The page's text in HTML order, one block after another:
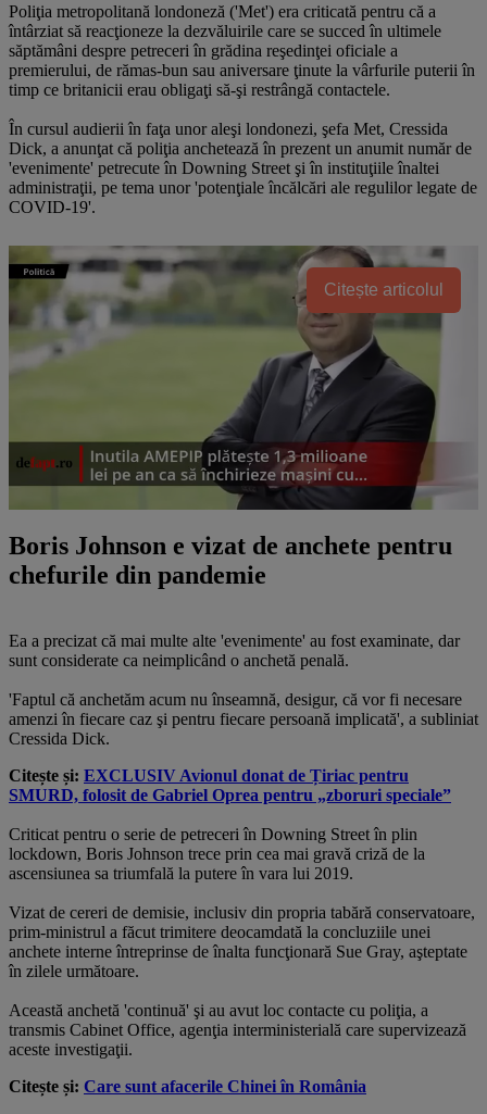
Poliţia metropolitană londoneză ('Met') era criticată pentru că a
întârziat să reacţioneze la dezvăluirile care se succed în ultimele
săptămâni despre petreceri în grădina reşedinţei oficiale a
premierului, de rămas-bun sau aniversare ţinute la vârfurile puterii în
timp ce britanicii erau obligaţi să-şi restrângă contactele.
În cursul audierii în faţa unor aleşi londonezi, şefa Met, Cressida
Dick, a anunţat că poliţia anchetează în prezent un anumit număr de
'evenimente' petrecute în Downing Street şi în instituţiile înaltei
administraţii, pe tema unor 'potenţiale încălcări ale regulilor legate de
COVID-19'.
Citește articolul
Boris Johnson e vizat de anchete pentru
chefurile din pandemie
Ea a precizat că mai multe alte 'evenimente' au fost examinate, dar
sunt considerate ca neimplicând o anchetă penală.
'Faptul că anchetăm acum nu înseamnă, desigur, că vor fi necesare
amenzi în fiecare caz şi pentru fiecare persoană implicată', a subliniat
Cressida Dick.
Citește și: EXCLUSIV Avionul donat de Țiriac pentru
SMURD, folosit de Gabriel Oprea pentru „zboruri speciale”
Criticat pentru o serie de petreceri în Downing Street în plin
lockdown, Boris Johnson trece prin cea mai gravă criză de la
ascensiunea sa triumfală la putere în vara lui 2019.
Vizat de cereri de demisie, inclusiv din propria tabără conservatoare,
prim-ministrul a făcut trimitere deocamdată la concluziile unei
anchete interne întreprinse de înalta funcţionară Sue Gray, aşteptate
în zilele următoare.
Această anchetă 'continuă' şi au avut loc contacte cu poliţia, a
transmis Cabinet Office, agenţia interministerială care supervizează
aceste investigaţii.
Citește și: Care sunt afacerile Chinei în România